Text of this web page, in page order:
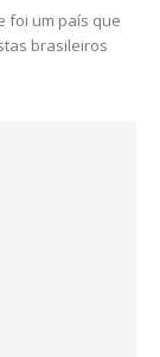
foi um país que
brasileiros